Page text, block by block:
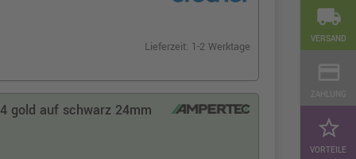
local_shipping
VERSAND
star_border
VORTEILE
Lieferzeit: 1-2 Werktage
gold auf schwarz 24mm